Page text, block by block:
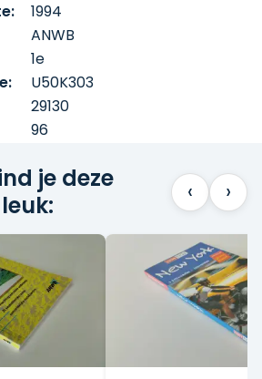
1994
ANWB
1e
U50K303
29130
96
je deze
‹ ›